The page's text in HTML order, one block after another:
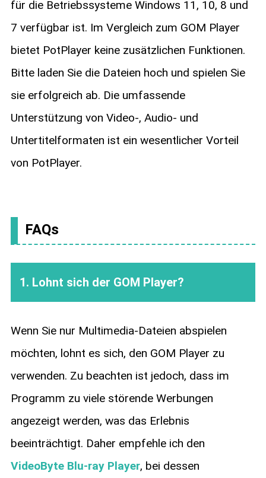
für die Betriebssysteme Windows 11, 10, 8 und
7 verfügbar ist. Im Vergleich zum GOM Player
bietet PotPlayer keine zusätzlichen Funktionen.
Bitte laden Sie die Dateien hoch und spielen Sie
sie erfolgreich ab. Die umfassende
Unterstützung von Video-, Audio- und
Untertitelformaten ist ein wesentlicher Vorteil
von PotPlayer.
FAQs
1. Lohnt sich der GOM Player?
Wenn Sie nur Multimedia-Dateien abspielen
möchten, lohnt es sich, den GOM Player zu
verwenden. Zu beachten ist jedoch, dass im
Programm zu viele störende Werbungen
angezeigt werden, was das Erlebnis
beeinträchtigt. Daher empfehle ich den
VideoByte Blu-ray Player, bei dessen